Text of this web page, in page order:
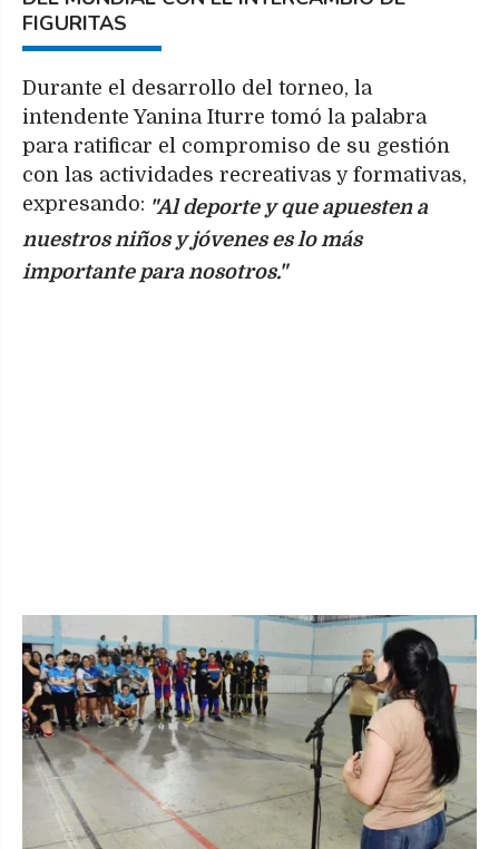
FIGURITAS
Durante el desarrollo del torneo, la
intendente Yanina Iturre tomó la palabra
para ratificar el compromiso de su gestión
con las actividades recreativas y formativas,
expresando: "Al deporte y que apuesten a
nuestros niños y jóvenes es lo más
importante para nosotros."